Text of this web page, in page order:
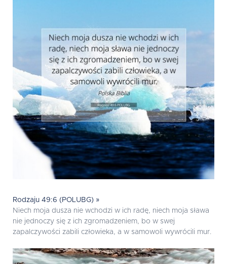
Rodzaju 49:6 (POLUBG) »
Niech moja dusza nie wchodzi w ich radę, niech moja sława
nie jednoczy się z ich zgromadzeniem, bo w swej
zapalczywości zabili człowieka, a w samowoli wywrócili mur.